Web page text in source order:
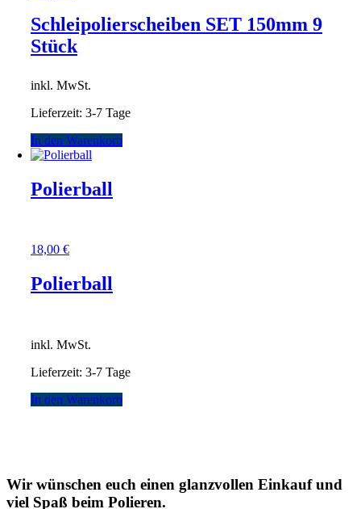
Schleipolierscheiben SET 150mm 9
Stück
inkl. MwSt.
Lieferzeit: 3-7 Tage
In den Warenkorb
Polierball
18,00 €
Polierball
inkl. MwSt.
Lieferzeit: 3-7 Tage
In den Warenkorb
Wir wünschen euch einen glanzvollen Einkauf und
viel Spaß beim Polieren.